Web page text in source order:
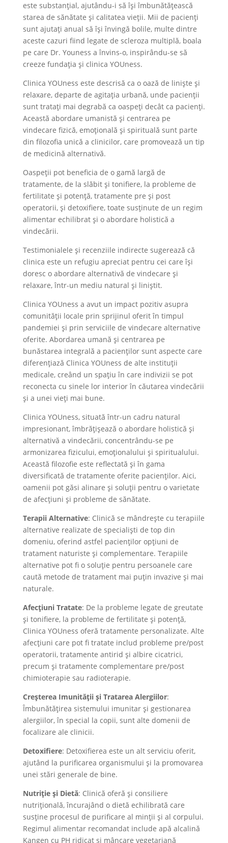
este substanțial, ajutându-i să își îmbunătățească
starea de sănătate și calitatea vieții. Mii de pacienți
sunt ajutați anual să își învingă bolile, multe dintre
aceste cazuri fiind legate de scleroza multiplă, boala
pe care Dr. Youness a învins-o, inspirându-se să
creeze fundația și clinica YOUness​​.
Clinica YOUness este descrisă ca o oază de liniște și
relaxare, departe de agitația urbană, unde pacienții
sunt tratați mai degrabă ca oaspeți decât ca pacienți.
Această abordare umanistă și centrarea pe
vindecare fizică, emoțională și spirituală sunt parte
din filozofia unică a clinicilor, care promovează un tip
de medicină alternativă.
Oaspeții pot beneficia de o gamă largă de
tratamente, de la slăbit și tonifiere, la probleme de
fertilitate și potență, tratamente pre și post
operatorii, și detoxifiere, toate susținute de un regim
alimentar echilibrat și o abordare holistică a
vindecării​​.
Testimonialele și recenziile indirecte sugerează că
clinica este un refugiu apreciat pentru cei care își
doresc o abordare alternativă de vindecare și
relaxare, într-un mediu natural și liniștit​​.
Clinica YOUness a avut un impact pozitiv asupra
comunității locale prin sprijinul oferit în timpul
pandemiei și prin serviciile de vindecare alternative
oferite. Abordarea umană și centrarea pe
bunăstarea integrală a pacienților sunt aspecte care
diferențiază Clinica YOUness de alte instituții
medicale, creând un spațiu în care indivizii se pot
reconecta cu sinele lor interior în căutarea vindecării
și a unei vieți mai bune.
Clinica YOUness, situată într-un cadru natural
impresionant, îmbrățișează o abordare holistică și
alternativă a vindecării, concentrându-se pe
armonizarea fizicului, emoționalului și spiritualului.
Această filozofie este reflectată și în gama
diversificată de tratamente oferite pacienților. Aici,
oamenii pot găsi alinare și soluții pentru o varietate
de afecțiuni și probleme de sănătate.
Terapii Alternative: Clinică se mândrește cu terapiile
alternative realizate de specialiști de top din
domeniu, oferind astfel pacienților opțiuni de
tratament naturiste și complementare. Terapiile
alternative pot fi o soluție pentru persoanele care
caută metode de tratament mai puțin invazive și mai
naturale.
Afecțiuni Tratate: De la probleme legate de greutate
și tonifiere, la probleme de fertilitate și potență,
Clinica YOUness oferă tratamente personalizate. Alte
afecțiuni care pot fi tratate includ probleme pre/post
operatorii, tratamente antirid și albire cicatrici,
precum și tratamente complementare pre/post
chimioterapie sau radioterapie​​.
Creșterea Imunității și Tratarea Alergiilor:
Îmbunătățirea sistemului imunitar și gestionarea
alergiilor, în special la copii, sunt alte domenii de
focalizare ale clinicii.
Detoxifiere: Detoxifierea este un alt serviciu oferit,
ajutând la purificarea organismului și la promovarea
unei stări generale de bine.
Nutriție și Dietă: Clinică oferă și consiliere
nutrițională, încurajând o dietă echilibrată care
susține procesul de purificare al minții și al corpului.
Regimul alimentar recomandat include apă alcalină
Kangen cu PH ridicat și mâncare vegetariană